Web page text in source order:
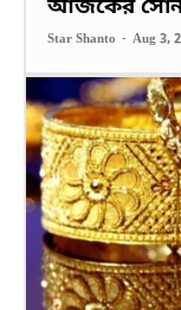
আজকের
Star Shanto - Aug 3,